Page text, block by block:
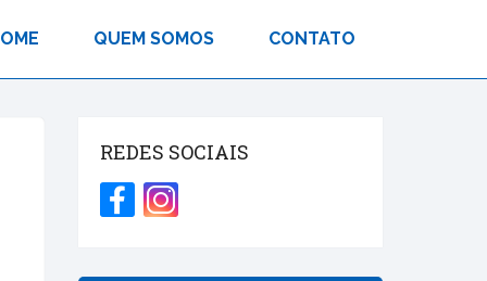
QUEM SOMOS CONTATO
REDES SOCIAIS